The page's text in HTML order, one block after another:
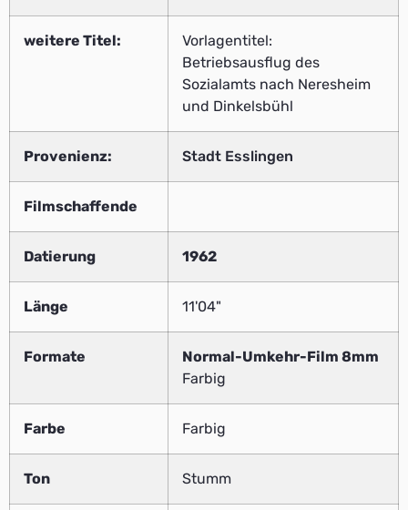
weitere Titel:
Vorlagentitel:
Betriebsausflug des
Sozialamts nach Neresheim
und Dinkelsbühl
Provenienz: Stadt Esslingen
Filmschaffende
Datierung 1962
Länge 11'04"
Formate
Normal-Umkehr-Film 8mm
Farbig
Farbe Farbig
Ton Stumm